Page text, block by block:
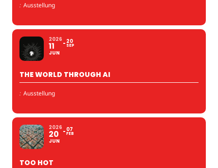
: Ausstellung
2026
11
JUN
20
SEP
THE WORLD THROUGH AI
: Ausstellung
2026
20
JUN
07
FEB
TOO HOT